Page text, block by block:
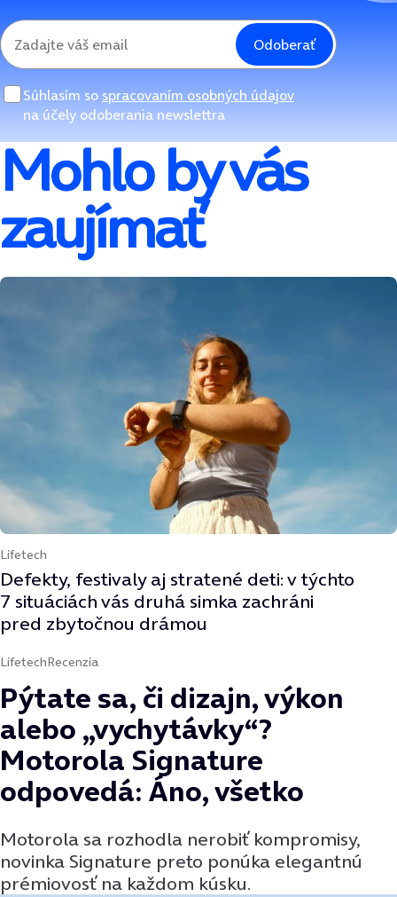
Odoberať
Súhlasím so spracovaním osobných údajov
na účely odoberania newslettra
Mohlo by vás
zaujímať
Lifetech
Defekty, festivaly aj stratené deti: v týchto
7 situáciách vás druhá simka zachráni
pred zbytočnou drámou
LifetechRecenzia
Pýtate sa, či dizajn, výkon
alebo „vychytávky“?
Motorola Signature
odpovedá: Áno, všetko
Motorola sa rozhodla nerobiť kompromisy,
novinka Signature preto ponúka elegantnú
prémiovosť na každom kúsku.